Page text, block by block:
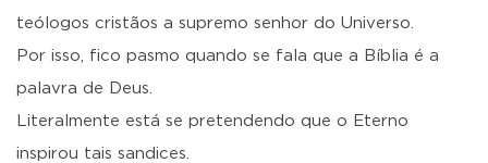
teólogos cristãos a supremo senhor do Universo.
Por isso, fico pasmo quando se fala que a Bíblia é a
palavra de Deus.
Literalmente está se pretendendo que o Eterno
inspirou tais sandices.